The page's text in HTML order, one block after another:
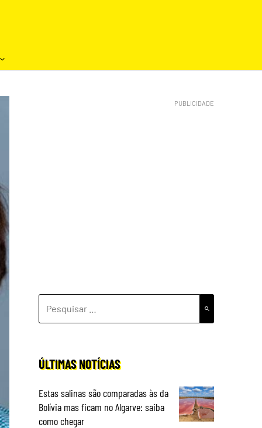
POR:
ÚLTIMAS NOTÍCIAS
Estas salinas são comparadas às da
Bolívia mas ficam no Algarve: saiba
como chegar